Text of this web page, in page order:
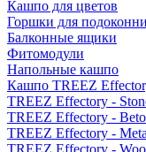
Кашпо для цветов
Горшки для
Балконные ящики
Фитомодули
Напольные кашпо
Кашпо TREEZ
TREEZ Effectory -
TREEZ Effectory -
TREEZ Effectory -
TREEZ Effectory -